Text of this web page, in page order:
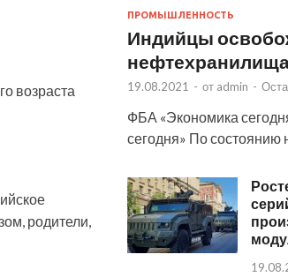
возраста
родители,
ПРОМЫШЛЕННОСТЬ
Индийцы
19.08.2021 - от admin -
ФБА «Экономика
сегодня» По состоянию